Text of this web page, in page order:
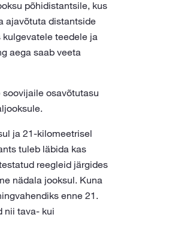
põhidistantsile, kus
ajavõtuta distantside
teedele ja
aega saab veeta
osavõtutasu
ja 21-kilomeetrisel
tuleb läbida kas
reegleid järgides
nädala jooksul. Kuna
enne 21.
nii tava- kui